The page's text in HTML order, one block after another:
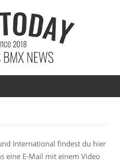
International findest du hier
eine E-Mail mit einem Video